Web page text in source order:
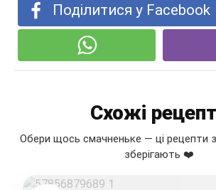
Поділитися у Facebook
Схожі
Обери щось смачненьке — ці рецепти
зберігають ❤️